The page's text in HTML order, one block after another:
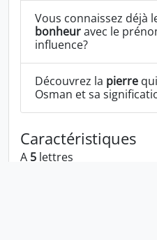
Vous connaissez déjà
bonheuravec le
influence?
Découvrez la pierre
Osman et sa
Caractéristiques
A 5 lettres